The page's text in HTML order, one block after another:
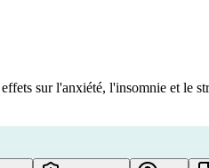
sur l'anxiété, l'insomnie et le